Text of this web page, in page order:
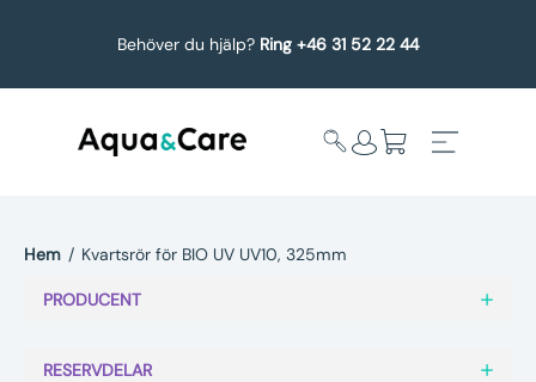
Behöver du hjälp? Ring +46 31 52 22 44
undermeny
Hem / Kvartsrör för BIO UV UV10, 325mm
PRODUCENT
RESERVDELAR